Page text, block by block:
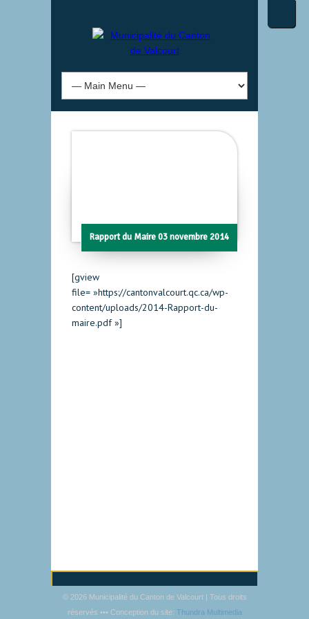
Rapport du Maire 03 novembre 2014
[gview
file= »https://cantonvalcourt.qc.ca/wp-
content/uploads/2014-Rapport-du-
maire.pdf »]
© 2026 Municipalité du Canton de Valcourt | Tous droits
réservés ••• Conception du site: Thundra Multimedia